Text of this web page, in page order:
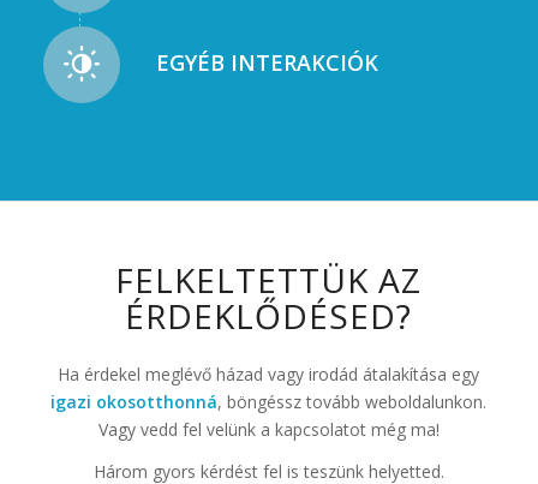
EGYÉB INTERAKCIÓK
FELKELTETTÜK AZ
ÉRDEKLŐDÉSED?
Ha érdekel meglévő házad vagy irodád átalakítása egy
igazi okosotthonná, böngéssz tovább weboldalunkon.
Vagy vedd fel velünk a kapcsolatot még ma!
Három gyors kérdést fel is teszünk helyetted.